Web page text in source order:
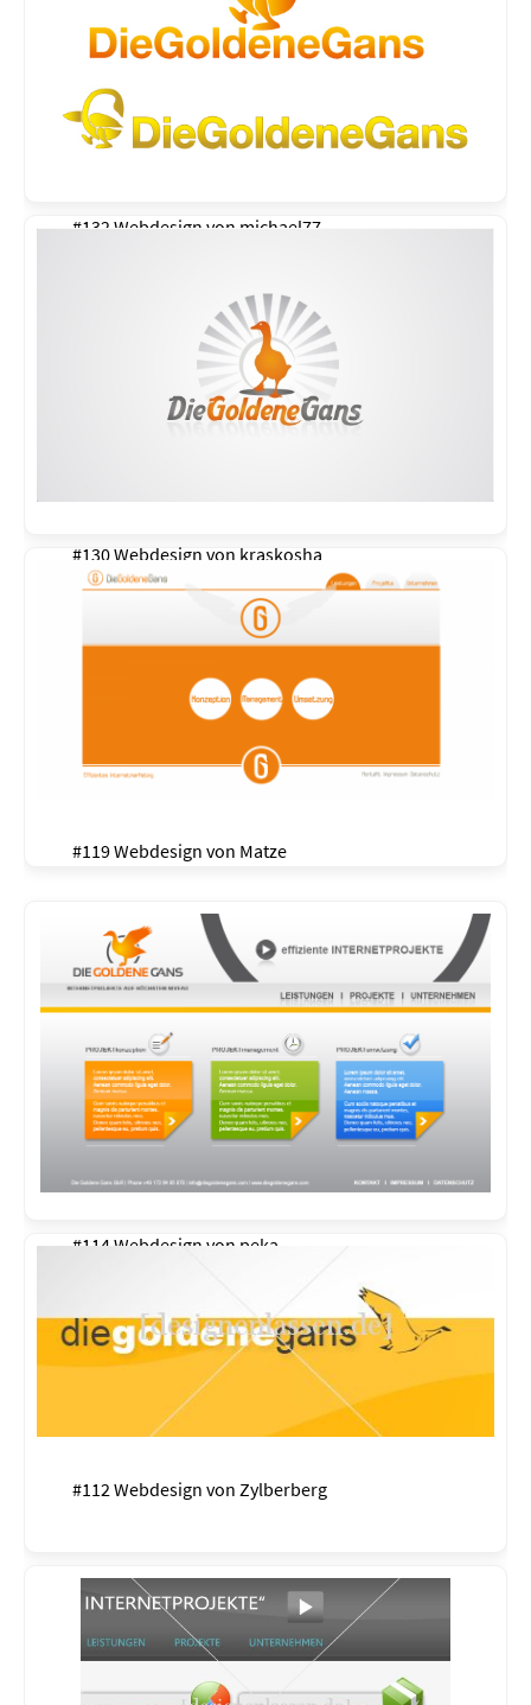
#132 Webdesign von michael77
#130 Webdesign von kraskosha
#119 Webdesign von Matze
#114 Webdesign von peka
#112 Webdesign von Zylberberg